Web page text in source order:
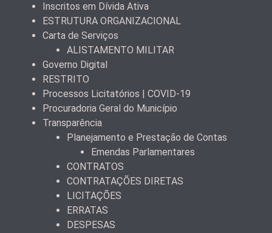
Inscritos em Dívida Ativa
ESTRUTURA ORGANIZACIONAL
Carta de Serviços
ALISTAMENTO MILITAR
Governo Digital
RESTRITO
Processos Licitatórios | COVID-19
Procuradoria Geral do Município
Transparência
Planejamento e Prestação de Contas
Emendas Parlamentares
CONTRATOS
CONTRATAÇÕES DIRETAS
LICITAÇÕES
ERRATAS
DESPESAS